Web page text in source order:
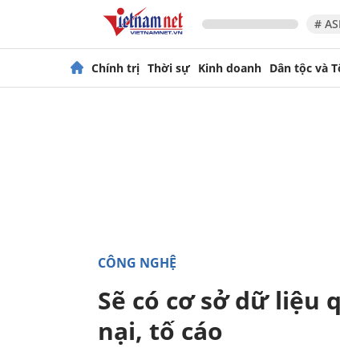
#
Chính trị Thời sự Kinh doanh Dân tộc và
CÔNG NGHỆ
Sẽ có cơ sở dữ liệu
nại, tố cáo